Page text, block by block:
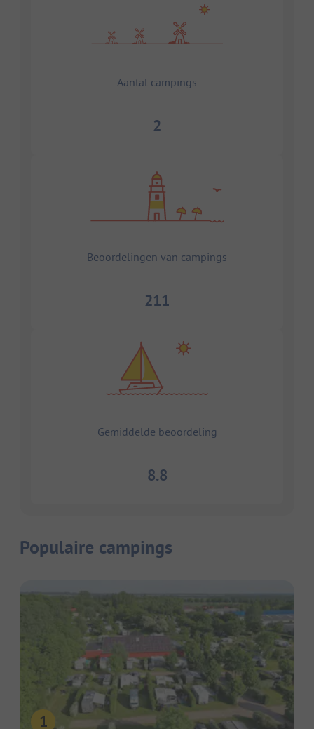
Aantal campings
2
Beoordelingen van campings
211
Gemiddelde beoordeling
8.8
Populaire campings